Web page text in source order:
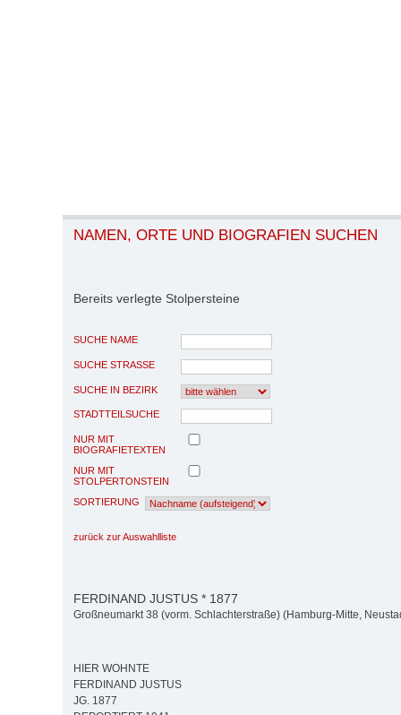
NAMEN, ORTE UND BIOGRAFIEN SUCHEN
Bereits verlegte Stolpersteine
SUCHE NAME
SUCHE STRASSE
SUCHE IN BEZIRK
STADTTEILSUCHE
NUR MIT
BIOGRAFIETEXTEN
NUR MIT
STOLPERTONSTEIN
SORTIERUNG
zurück zur Auswahlliste
FERDINAND JUSTUS * 1877
Großneumarkt 38 (vorm. Schlachterstraße) (Hamburg-Mitte,
HIER WOHNTE
FERDINAND JUSTUS
JG. 1877